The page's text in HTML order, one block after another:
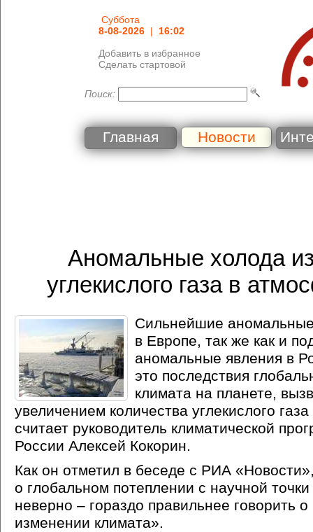
Суббота
8-08-2026 | 16:02
Добавить в избранное
Сделать стартовой
Поиск:
Главная Новости
Аномальные холода
углекислого газа в
Сильнейшие
в Европе, так же как и
аномальные явления в
это последствия
климата на планете,
увеличением количества углекислого
считает руководитель климатической
России Алексей Кокорин.
Как он отметил в беседе с РИА «
о глобальном потеплении с научной
неверно – гораздо правильнее говорить
изменении климата».